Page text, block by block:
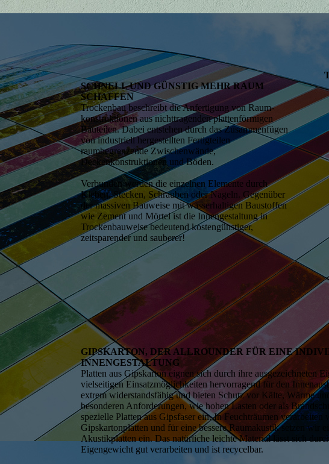
SCHNELL UND GÜNSTIG MEHR RAUM
SCHAFFEN
Trockenbau beschreibt die Anfertigung von Raum­
konstruktionen aus nichttragenden plattenförmigen
Bauteilen. Dabei entstehen durch das Zusammenfügen
von industriell hergestellten Fertigteilen
raumbegrenzende Zwischenwände,
Deckenkonstruktionen und Böden.
Verbunden werden die einzelnen Elemente durch
Kleben, Stecken, Schrauben oder Nageln. Gegenüber
der massiven Bauweise mit wasserhaltigen Baustoffen
wie Zement und Mörtel ist die Innengestaltung in
Trockenbauweise bedeutend kostengünstiger,
zeitsparender und sauberer!
GIPSKARTON, DER ALLROUNDER FÜR EINE
INNENGESTALTUNG
Platten aus Gipskarton eignen sich durch ihre ausgezeichneten
vielseitigen Einsatzmöglichkeiten hervorragend für den
extrem widerstandsfähig und bieten Schutz vor Kälte, Wärme
besonderen Anforderungen, wie hohen Lasten oder als
spezielle Platten aus Gipsfaser ein. In Feuchträumen verarbeiten
Gipskartonplatten und für eine bessere Raumakustik setzen wir
Akustikplatten ein. Das natürliche leichte Material lässt sich
Eigengewicht gut verarbeiten und ist recycelbar.